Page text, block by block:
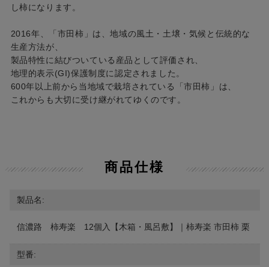
し柿になります。
2016年、「市田柿」は、地域の風土・土壌・気候と伝統的な
生産方法が、
製品特性に結びついている産品として評価され、
地理的表示(GI)保護制度に認定されました。
600年以上前から当地域で栽培されている「市田柿」は、
これからも大切に受け継がれてゆくのです。
商品仕様
製品名:
信濃路 柿寿楽 12個入【木箱・風呂敷】｜柿寿楽 市田柿 栗
型番: